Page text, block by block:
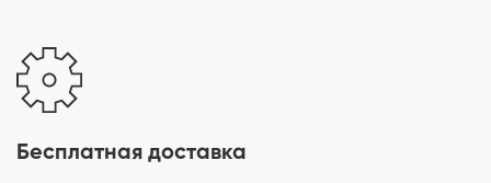
Бесплатная доставка